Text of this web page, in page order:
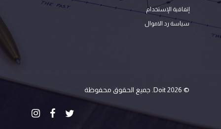
إتفاقية الإستخدام
سياسة رد الاموال
© 2026 Doit. جميع الحقوق محفوظة
twitter
facebook
instagram